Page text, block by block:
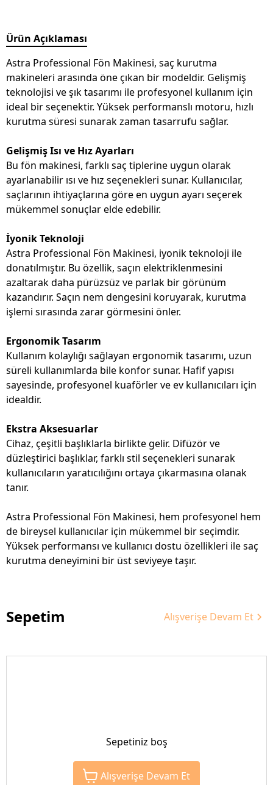
Ürün Açıklaması
Astra Professional Fön Makinesi, saç kurutma
makineleri arasında öne çıkan bir modeldir. Gelişmiş
teknolojisi ve şık tasarımı ile profesyonel kullanım için
ideal bir seçenektir. Yüksek performanslı motoru, hızlı
kurutma süresi sunarak zaman tasarrufu sağlar.
Gelişmiş Isı ve Hız Ayarları
Bu fön makinesi, farklı saç tiplerine uygun olarak
ayarlanabilir ısı ve hız seçenekleri sunar. Kullanıcılar,
saçlarının ihtiyaçlarına göre en uygun ayarı seçerek
mükemmel sonuçlar elde edebilir.
İyonik Teknoloji
Astra Professional Fön Makinesi, iyonik teknoloji ile
donatılmıştır. Bu özellik, saçın elektriklenmesini
azaltarak daha pürüzsüz ve parlak bir görünüm
kazandırır. Saçın nem dengesini koruyarak, kurutma
işlemi sırasında zarar görmesini önler.
Ergonomik Tasarım
Kullanım kolaylığı sağlayan ergonomik tasarımı, uzun
süreli kullanımlarda bile konfor sunar. Hafif yapısı
sayesinde, profesyonel kuaförler ve ev kullanıcıları için
idealdir.
Ekstra Aksesuarlar
Cihaz, çeşitli başlıklarla birlikte gelir. Difüzör ve
düzleştirici başlıklar, farklı stil seçenekleri sunarak
kullanıcıların yaratıcılığını ortaya çıkarmasına olanak
tanır.
Astra Professional Fön Makinesi, hem profesyonel hem
de bireysel kullanıcılar için mükemmel bir seçimdir.
Yüksek performansı ve kullanıcı dostu özellikleri ile saç
kurutma deneyimini bir üst seviyeye taşır.
Sepetim Alışverişe Devam Et
Sepetiniz boş
Alışverişe Devam Et